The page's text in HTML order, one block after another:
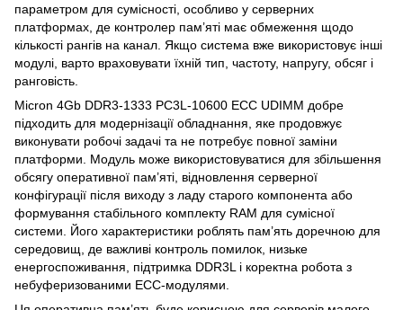
параметром для сумісності, особливо у серверних
платформах, де контролер пам’яті має обмеження щодо
кількості рангів на канал. Якщо система вже використовує інші
модулі, варто враховувати їхній тип, частоту, напругу, обсяг і
ранговість.
Micron 4Gb DDR3-1333 PC3L-10600 ECC UDIMM добре
підходить для модернізації обладнання, яке продовжує
виконувати робочі задачі та не потребує повної заміни
платформи. Модуль може використовуватися для збільшення
обсягу оперативної пам’яті, відновлення серверної
конфігурації після виходу з ладу старого компонента або
формування стабільного комплекту RAM для сумісної
системи. Його характеристики роблять пам’ять доречною для
середовищ, де важливі контроль помилок, низьке
енергоспоживання, підтримка DDR3L і коректна робота з
небуферизованими ECC-модулями.